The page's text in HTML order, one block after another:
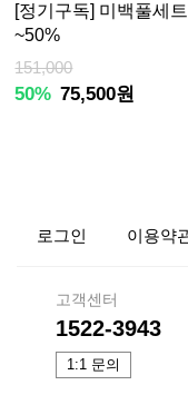
[정기구독] 미백풀세
~50%
151,000
50% 75,500원
로그인 이용약
고객센터
1522-3943
1:1 문의